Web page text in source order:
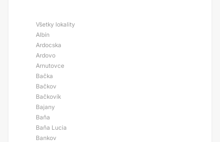
Všetky lokality
Albín
Ardocska
Ardovo
Arnutovce
Bačka
Bačkov
Bačkovík
Bajany
Baňa
Baňa Lucia
Bankov